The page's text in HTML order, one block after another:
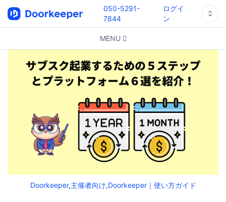
050-5291-
7844
ログイ
ン
MENU
Doorkeeper,主催者向け,Doorkeeper｜使い方ガイド